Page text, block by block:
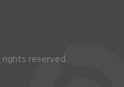
reserved.